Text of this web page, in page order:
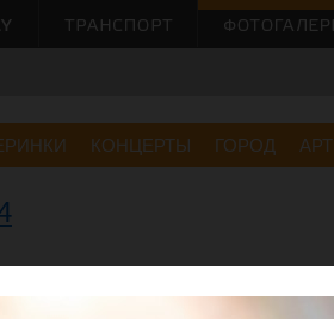
КОНЦЕРТЫ ГОРОД АРТ